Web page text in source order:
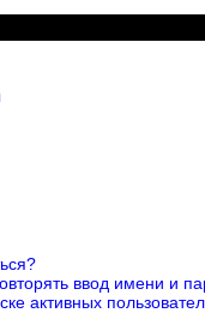
ввод имени и
активных